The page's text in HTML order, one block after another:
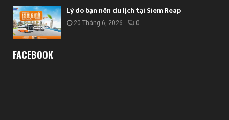
Lý do bạn nên du lịch tại Siem Reap
20 Tháng 6, 2026 0
FACEBOOK